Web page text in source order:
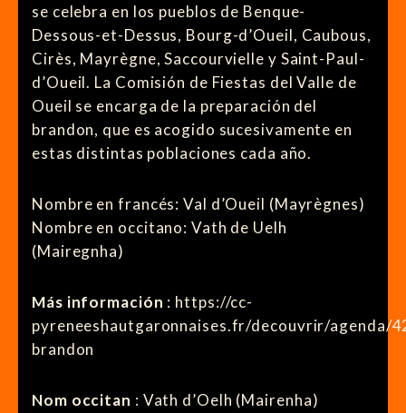
se celebra en los pueblos de Benque-
Dessous-et-Dessus, Bourg-d’Oueil, Caubous,
Cirès, Mayrègne, Saccourvielle y Saint-Paul-
d’Oueil. La Comisión de Fiestas del Valle de
Oueil se encarga de la preparación del
brandon, que es acogido sucesivamente en
estas distintas poblaciones cada año.
Nombre en francés: Val d’Oueil (Mayrègnes)
Nombre en occitano: Vath de Uelh
(Mairegnha)
Más información : https://cc-
pyreneeshautgaronnaises.fr/decouvrir/agenda/
brandon
Nom occitan : Vath d’Oelh (Mairenha)